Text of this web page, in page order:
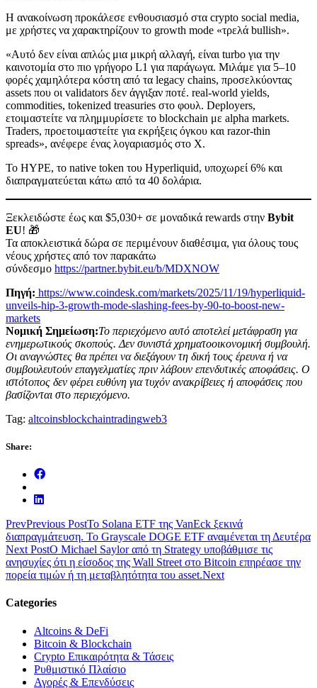
Η ανακοίνωση προκάλεσε ενθουσιασμό στα crypto social media,
με χρήστες να χαρακτηρίζουν το growth mode «τρελά bullish».
«Αυτό δεν είναι απλώς μια μικρή αλλαγή, είναι turbo για την
καινοτομία στο πιο γρήγορο L1 για παράγωγα. Μιλάμε για 5–10
φορές χαμηλότερα κόστη από τα legacy chains, προσελκύοντας
assets που οι validators δεν άγγιξαν ποτέ. real-world yields,
commodities, tokenized treasuries στο φουλ. Deployers,
ετοιμαστείτε να πλημμυρίσετε το blockchain με alpha markets.
Traders, προετοιμαστείτε για εκρήξεις όγκου και razor-thin
spreads», ανέφερε ένας λογαριασμός στο X.
Το HYPE, το native token του Hyperliquid, υποχωρεί 6% και
διαπραγματεύεται κάτω από τα 40 δολάρια.
Ξεκλειδώστε έως και $5,030+ σε μοναδικά rewards στην Bybit
EU! 🎁
Τα αποκλειστικά δώρα σε περιμένουν διαθέσιμα, για όλους τους
νέους χρήστες από τον παρακάτω
σύνδεσμο https://partner.bybit.eu/b/MDXNOW
Πηγή: https://www.coindesk.com/markets/2025/11/19/hyperliquid-
unveils-hip-3-growth-mode-slashing-fees-by-90-to-boost-new-
markets
Νομική Σημείωση:Το περιεχόμενο αυτό αποτελεί μετάφραση για
ενημερωτικούς σκοπούς. Δεν συνιστά χρηματοοικονομική συμβουλή.
Οι αναγνώστες θα πρέπει να διεξάγουν τη δική τους έρευνα ή να
συμβουλευτούν επαγγελματίες πριν λάβουν επενδυτικές αποφάσεις. Ο
ιστότοπος δεν φέρει ευθύνη για τυχόν ανακρίβειες ή αποφάσεις που
βασίζονται στο περιεχόμενο.
Tag: altcoinsblockchaintradingweb3
Share:
PrevPrevious PostΤο Solana ETF της VanEck ξεκινά
διαπραγμάτευση. Το Grayscale DOGE ETF αναμένεται τη Δευτέρα
Next PostΟ Michael Saylor από τη Strategy υποβάθμισε τις
ανησυχίες ότι η είσοδος της Wall Street στο Bitcoin επηρέασε την
πορεία τιμών ή τη μεταβλητότητα του asset.Next
Categories
Altcoins & DeFi
Bitcoin & Blockchain
Crypto Επικαιρότητα & Τάσεις
Ρυθμιστικό Πλαίσιο
Αγορές & Επενδύσεις